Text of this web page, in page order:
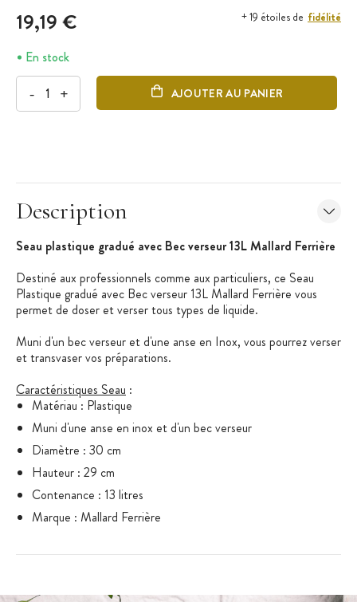
19,19 € + 19 étoiles de fidélité
En stock
- + AJOUTER AU PANIER
Description
Seau plastique gradué avec Bec verseur 13L Mallard Ferrière
Destiné aux professionnels comme aux particuliers, ce Seau
Plastique gradué avec Bec verseur 13L Mallard Ferrière vous
permet de doser et verser tous types de liquide.
Muni d'un bec verseur et d'une anse en Inox, vous pourrez verser
et transvaser vos préparations.
Caractéristiques Seau :
Matériau : Plastique
Muni d'une anse en inox et d'un bec verseur
Diamètre : 30 cm
Hauteur : 29 cm
Contenance : 13 litres
Marque : Mallard Ferrière